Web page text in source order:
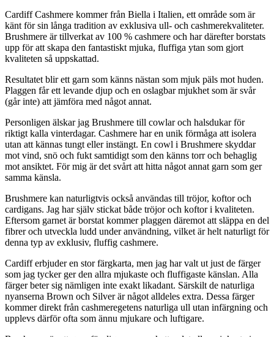
Cardiff Cashmere kommer från Biella i Italien, ett område som är
känt för sin långa tradition av exklusiva ull- och cashmerekvaliteter.
Brushmere är tillverkat av 100 % cashmere och har därefter borstats
upp för att skapa den fantastiskt mjuka, fluffiga ytan som gjort
kvaliteten så uppskattad.
Resultatet blir ett garn som känns nästan som mjuk päls mot huden.
Plaggen får ett levande djup och en oslagbar mjukhet som är svår
(går inte) att jämföra med något annat.
Personligen älskar jag Brushmere till cowlar och halsdukar för
riktigt kalla vinterdagar. Cashmere har en unik förmåga att isolera
utan att kännas tungt eller instängt. En cowl i Brushmere skyddar
mot vind, snö och fukt samtidigt som den känns torr och behaglig
mot ansiktet. För mig är det svårt att hitta något annat garn som ger
samma känsla.
Brushmere kan naturligtvis också användas till tröjor, koftor och
cardigans. Jag har själv stickat både tröjor och koftor i kvaliteten.
Eftersom garnet är borstat kommer plaggen däremot att släppa en del
fibrer och utveckla ludd under användning, vilket är helt naturligt för
denna typ av exklusiv, fluffig cashmere.
Cardiff erbjuder en stor färgkarta, men jag har valt ut just de färger
som jag tycker ger den allra mjukaste och fluffigaste känslan. Alla
färger beter sig nämligen inte exakt likadant. Särskilt de naturliga
nyanserna Brown och Silver är något alldeles extra. Dessa färger
kommer direkt från cashmeregetens naturliga ull utan infärgning och
upplevs därför ofta som ännu mjukare och luftigare.